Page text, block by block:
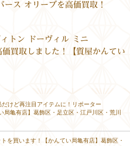
ース オリーブを高価買取！
ィトン ドーヴィル ミニ
買取しました！【質屋かんてい
けど再注目アイテムに！リポーター
亀有店】葛飾区・足立区・江戸川区・荒川
を買います！【かんてい局亀有店】葛飾区・